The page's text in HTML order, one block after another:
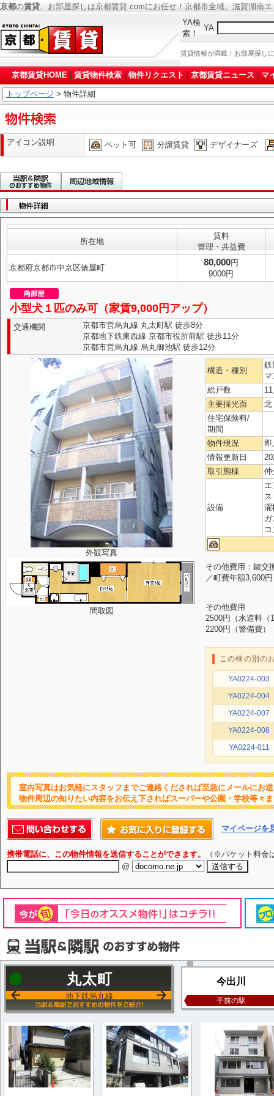
京都の賃貸、お部屋探しは京都賃貸.comにお任せ！京都市全域、滋賀湖南
YA検
索！
YA
賃貸情報が満載！お部屋探し
京都賃貸HOME 賃貸物件検索 物件リクエスト 京都賃貸ニュース マ
トップページ > 物件詳細
アイコン説明 ペット可 分譲賃貸 デザイナーズ
所在地
賃料
管理・共益費
京都府京都市中京区俵屋町
80,000円
9000円
小型犬１匹のみ可（家賃9,000円アップ）
交通機関
京都市営烏丸線 丸太町駅 徒歩8分
京都地下鉄東西線 京都市役所前駅 徒歩11分
京都市営烏丸線 烏丸御池駅 徒歩12分
外観写真
間取図
構造・種別
鉄
総戸数
主要採光面
北
住宅保険料/
期間
物件現況
情報更新日
取引態様
仲
設備
濯
その他費用：鍵交
／町費年額3,600円
その他費用
2500円（水道料（
2200円（警備費）
この棟の別の
YA0224-003
YA0224-004
YA0224-007
YA0224-008
YA0224-011
室内写真はお気軽にスタッフまでご連絡くだされば至急にメールにお
物件周辺の知りたい内容をお伝え下さればスーパーや公園・学校等々
マイページを
携帯電話に、この物件情報を送信することができます。
（※パケット料金
@
丸太町
地下鉄烏丸線
今出川
手前の駅